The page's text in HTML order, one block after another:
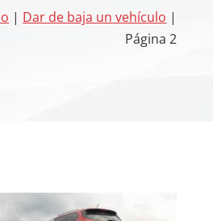
| Dar de baja un vehículo |
Página 2